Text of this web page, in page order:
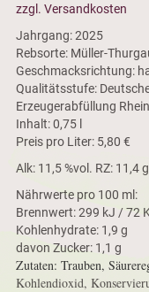
zzgl. Versandkosten
Jahrgang: 2025
Rebsorte: Müller-
Geschmacksrichtung:
Qualitätsstufe:
Erzeugerabfüllung
Inhalt: 0,75 l
Preis pro Liter: 5,80 €
Alk: 11,5 %vol. RZ: 11,4
Nährwerte pro 100 ml:
Brennwert: 299 kJ / 72
Kohlenhydrate: 1,9 g
davon Zucker: 1,1 g
Zutaten: Trauben,
Kohlendioxid,